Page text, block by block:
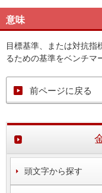
意味
目標基準、または対抗指
るための基準をベンチマ
前ページに戻る
頭文字から探す